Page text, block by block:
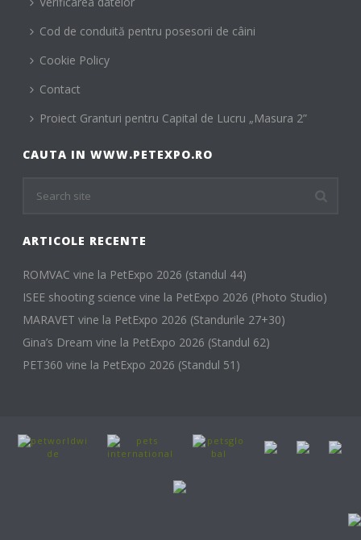
Cod de conduită pentru posesorii de câini
Cookie Policy
Contact
Proiect Granturi pentru Capital de Lucru „Masura 2”
CAUTA IN WWW.PETEXPO.RO
ARTICOLE RECENTE
ROMVAC vine la PetExpo 2026 (standul 44)
ISEE shooting science vine la PetExpo 2026 (Photo Studio)
MARAVET vine la PetExpo 2026 (Standurile 27+30)
Gina’s Dream vine la PetExpo 2026 (Standul 62)
PET360 vine la PetExpo 2026 (Standul 51)